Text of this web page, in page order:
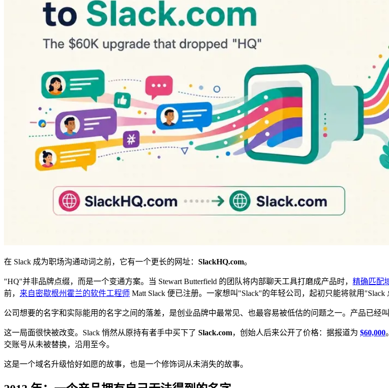
在 Slack 成为职场沟通动词之前，它有一个更长的网址： SlackHQ.com。
"HQ"并非品牌点缀，而是一个变通方案。当 Stewart Butterfield 的团队将内部聊天工具打磨成产品时， 精确匹配
前， 来自密歇根州霍兰的软件工程师 Matt Slack 便已注册。一家想叫"Slack"的年轻公司，起初只能将就用"Slack
公司想要的名字和实际能用的名字之间的落差，是创业品牌中最常见、也最容易被低估的问题之一。产品已经叫
这一局面很快被改变。Slack 悄然从原持有者手中买下了 Slack.com，创始人后来公开了价格：据报道为 $60,000
交账号从未被替换，沿用至今。
这是一个域名升级恰好如愿的故事，也是一个修饰词从未消失的故事。